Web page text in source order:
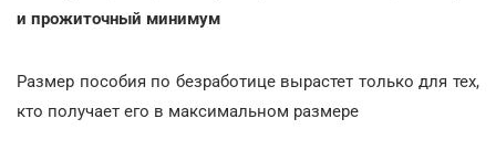
и прожиточный минимум
Размер пособия по безработице вырастет только для тех,
кто получает его в максимальном размере